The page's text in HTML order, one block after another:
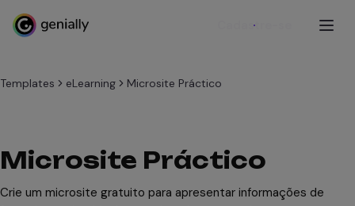
Cadastre-se
Templates eLearning Microsite Práctico
Microsite Práctico
Crie um microsite gratuito para apresentar informações de